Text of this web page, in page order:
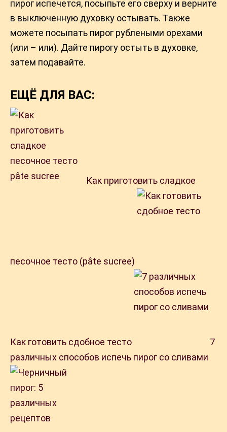
пирог испечется, посыпьте его сверху и верните
в выключенную духовку остывать. Также
можете посыпать пирог рублеными орехами
(или – или). Дайте пирогу остыть в духовке,
затем подавайте.
ЕЩЁ ДЛЯ ВАС:
Как приготовить сладкое
песочное тесто (pâte sucree)
Как готовить сдобное тесто
7
различных способов испечь пирог со сливами